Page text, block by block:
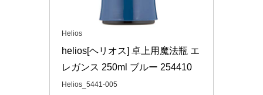
Helios
helios[ヘリオス] 卓上用魔法瓶 エ
レガンス 250ml ブルー 254410
Helios_5441-005